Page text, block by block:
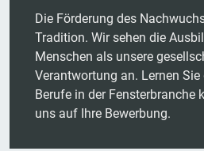
Die Förderung des
Tradition. Wir sehen die
Menschen als unsere
Verantwortung an. Lernen
Berufe in der Fensterbranche
uns auf Ihre Bewerbung.